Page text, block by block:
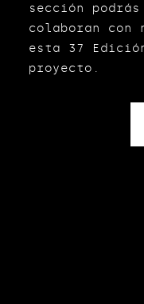
sección
colaboran con
esta 37
proyecto.